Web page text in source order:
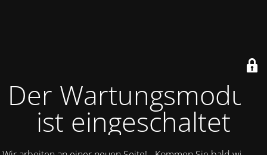
Der Wartungsmodus
ist eingeschaltet